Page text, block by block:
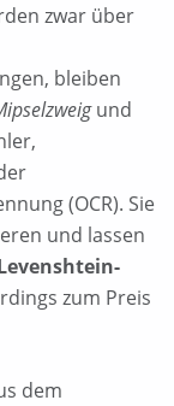
zwar über
bleiben
und
(OCR). Sie
und lassen
zum Preis
dem